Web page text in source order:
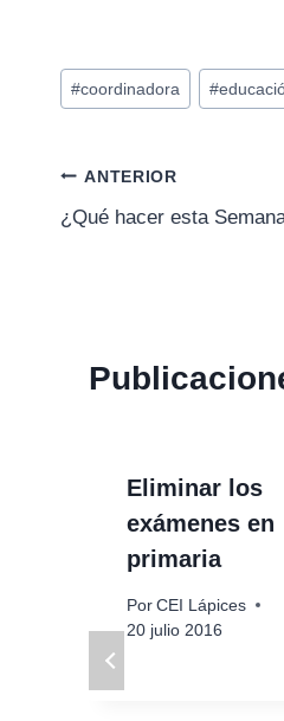
Etiquetas
de
entrada:
#coordinadora #
Navegación
de
ANTERIOR
¿Qué hacer esta
Eliminar los
exámenes en
primaria
Por CEI Lápices
20 julio 2016